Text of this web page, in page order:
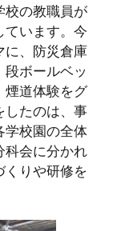
校の教職員が
います。今
に、防災倉庫
ボールベッ
煙道体験をグ
したのは、事
学校園の全体
科会に分かれ
くりや研修を